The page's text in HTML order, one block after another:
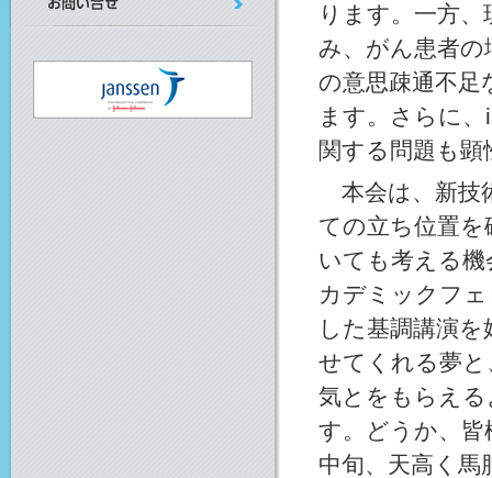
ります。一方
み、がん患者の
の意思疎通不足
ます。さらに
関する問題も
本会は、新技
ての立ち位置を
いても考える
カデミックフ
した基調講演
せてくれる夢と
気とをもらえ
す。どうか、
中旬、天高く馬